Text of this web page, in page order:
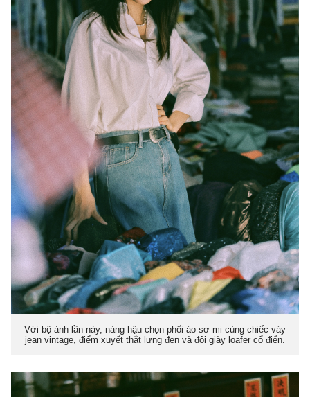
Với bộ ảnh lần này, nàng hậu chọn phối áo sơ mi cùng chiếc váy
jean vintage, điểm xuyết thắt lưng đen và đôi giày loafer cổ điển.